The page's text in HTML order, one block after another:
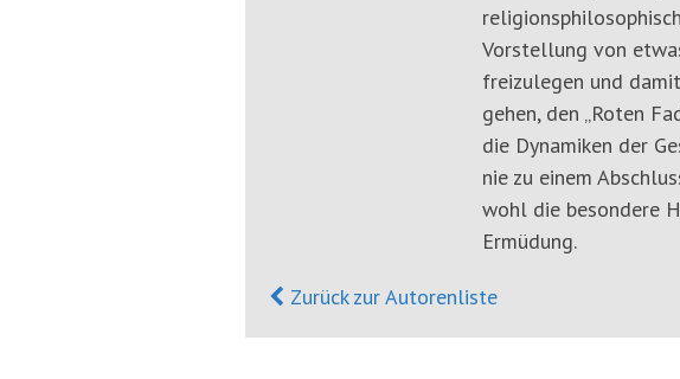
Vorstellung von
freizulegen und
gehen, den „Roten
die Dynamiken der
nie zu einem
wohl die besondere
Ermüdung.
Zurück zur Autorenliste